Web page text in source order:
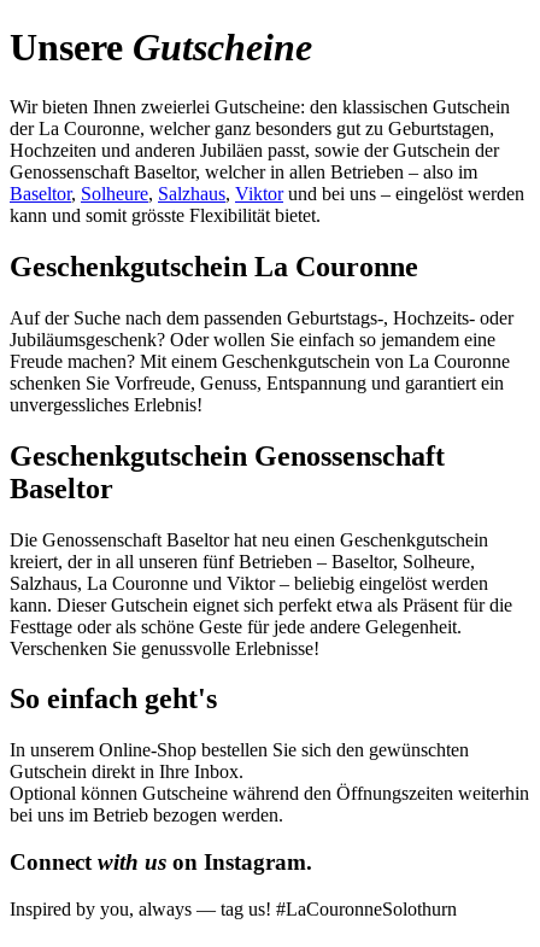
Unsere Gutscheine
Wir bieten Ihnen zweierlei Gutscheine: den klassischen Gutschein
der La Couronne, welcher ganz besonders gut zu Geburtstagen,
Hochzeiten und anderen Jubiläen passt, sowie der Gutschein der
Genossenschaft Baseltor, welcher in allen Betrieben – also im
Baseltor, Solheure, Salzhaus, Viktorund bei uns – eingelöst werden
kann und somit grösste Flexibilität bietet.
Geschenkgutschein La Couronne
Auf der Suche nach dem passenden Geburtstags-, Hochzeits- oder
Jubiläumsgeschenk? Oder wollen Sie einfach so jemandem eine
Freude machen? Mit einem Geschenkgutschein von La Couronne
schenken Sie Vorfreude, Genuss, Entspannung und garantiert ein
unvergessliches Erlebnis!
Geschenkgutschein Genossenschaft
Baseltor
Die Genossenschaft Baseltor hat neu einen Geschenkgutschein
kreiert, der in all unseren fünf Betrieben – Baseltor, Solheure,
Salzhaus, La Couronne und Viktor – beliebig eingelöst werden
kann. Dieser Gutschein eignet sich perfekt etwa als Präsent für die
Festtage oder als schöne Geste für jede andere Gelegenheit.
Verschenken Sie genussvolle Erlebnisse!
So einfach geht's
In unserem Online-Shop bestellen Sie sich den gewünschten
Gutschein direkt in Ihre Inbox.
Optional können Gutscheine während den Öffnungszeiten weiterhin
bei uns im Betrieb bezogen werden.
Connect with us on Instagram.
Inspired by you, always — tag us! #LaCouronneSolothurn